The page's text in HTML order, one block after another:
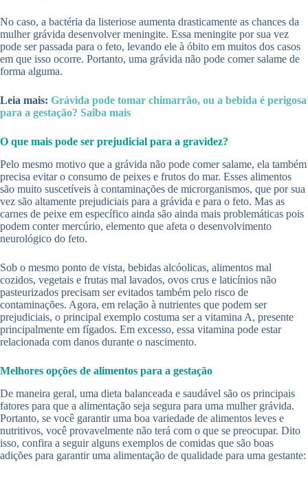
No caso, a bactéria da listeriose aumenta drasticamente as chances da
mulher grávida desenvolver meningite. Essa meningite por sua vez
pode ser passada para o feto, levando ele à óbito em muitos dos casos
em que isso ocorre. Portanto, uma grávida não pode comer salame de
forma alguma.
Leia mais: Grávida pode tomar chimarrão, ou a bebida é perigosa
para a gestação? Saiba mais
O que mais pode ser prejudicial para a gravidez?
Pelo mesmo motivo que a grávida não pode comer salame, ela também
precisa evitar o consumo de peixes e frutos do mar. Esses alimentos
são muito suscetíveis à contaminações de microrganismos, que por sua
vez são altamente prejudiciais para a grávida e para o feto. Mas as
carnes de peixe em específico ainda são ainda mais problemáticas pois
podem conter mercúrio, elemento que afeta o desenvolvimento
neurológico do feto.
Sob o mesmo ponto de vista, bebidas alcóolicas, alimentos mal
cozidos, vegetais e frutas mal lavados, ovos crus e laticínios não
pasteurizados precisam ser evitados também pelo risco de
contaminações. Agora, em relação à nutrientes que podem ser
prejudiciais, o principal exemplo costuma ser a vitamina A, presente
principalmente em fígados. Em excesso, essa vitamina pode estar
relacionada com danos durante o nascimento.
Melhores opções de alimentos para a gestação
De maneira geral, uma dieta balanceada e saudável são os principais
fatores para que a alimentação seja segura para uma mulher grávida.
Portanto, se você garantir uma boa variedade de alimentos leves e
nutritivos, você provavelmente não terá com o que se preocupar. Dito
isso, confira a seguir alguns exemplos de comidas que são boas
adições para garantir uma alimentação de qualidade para uma gestante: